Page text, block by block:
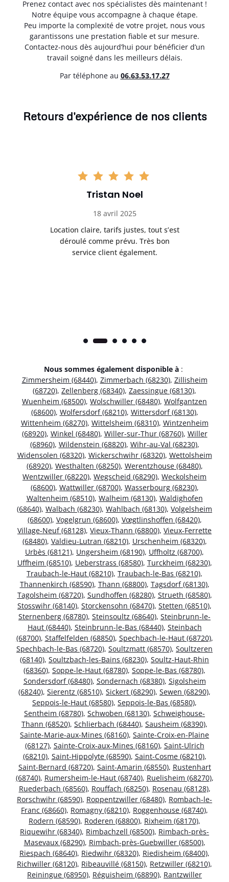
Prenez contact avec nos spécialistes dès maintenant !
Notre équipe vous accompagne à chaque étape.
Peu importe la complexité de votre projet, nous vous
garantissons une prestation fiable et sur mesure.
Contactez-nous dès aujourd’hui pour bénéficier d’un
travail soigné dans les meilleurs délais.
Par téléphone au 06.63.53.17.27
Retours d'expérience de nos clients
Tristan Noel
18 avril 2025
Location claire, tarifs justes, tout s’est
déroulé comme prévu. Très bon
service client également.
Nous sommes également disponible à :
Zimmersheim (68440), Zimmerbach (68230), Zillisheim
(68720), Zellenberg (68340), Zaessingue (68130),
Wuenheim (68500), Wolschwiller (68480), Wolfgantzen
(68600), Wolfersdorf (68210), Wittersdorf (68130),
Wittenheim (68270), Wittelsheim (68310), Wintzenheim
(68920), Winkel (68480), Willer-sur-Thur (68760), Willer
(68960), Wildenstein (68820), Wihr-au-Val (68230),
Widensolen (68320), Wickerschwihr (68320), Wettolsheim
(68920), Westhalten (68250), Werentzhouse (68480),
Wentzwiller (68220), Wegscheid (68290), Weckolsheim
(68600), Wattwiller (68700), Wasserbourg (68230),
Waltenheim (68510), Walheim (68130), Waldighofen
(68640), Walbach (68230), Wahlbach (68130), Volgelsheim
(68600), Vogelgrun (68600), Vœgtlinshoffen (68420),
Village-Neuf (68128), Vieux-Thann (68800), Vieux-Ferrette
(68480), Valdieu-Lutran (68210), Urschenheim (68320),
Urbès (68121), Ungersheim (68190), Uffholtz (68700),
Uffheim (68510), Ueberstrass (68580), Turckheim (68230),
Traubach-le-Haut (68210), Traubach-le-Bas (68210),
Thannenkirch (68590), Thann (68800), Tagsdorf (68130),
Tagolsheim (68720), Sundhoffen (68280), Strueth (68580),
Stosswihr (68140), Storckensohn (68470), Stetten (68510),
Sternenberg (68780), Steinsoultz (68640), Steinbrunn-le-
Haut (68440), Steinbrunn-le-Bas (68440), Steinbach
(68700), Staffelfelden (68850), Spechbach-le-Haut (68720),
Spechbach-le-Bas (68720), Soultzmatt (68570), Soultzeren
(68140), Soultzbach-les-Bains (68230), Soultz-Haut-Rhin
(68360), Soppe-le-Haut (68780), Soppe-le-Bas (68780),
Sondersdorf (68480), Sondernach (68380), Sigolsheim
(68240), Sierentz (68510), Sickert (68290), Sewen (68290),
Seppois-le-Haut (68580), Seppois-le-Bas (68580),
Sentheim (68780), Schwoben (68130), Schweighouse-
Thann (68520), Schlierbach (68440), Sausheim (68390),
Sainte-Marie-aux-Mines (68160), Sainte-Croix-en-Plaine
(68127), Sainte-Croix-aux-Mines (68160), Saint-Ulrich
(68210), Saint-Hippolyte (68590), Saint-Cosme (68210),
Saint-Bernard (68720), Saint-Amarin (68550), Rustenhart
(68740), Rumersheim-le-Haut (68740), Ruelisheim (68270),
Ruederbach (68560), Rouffach (68250), Rosenau (68128),
Rorschwihr (68590), Roppentzwiller (68480), Rombach-le-
Franc (68660), Romagny (68210), Roggenhouse (68740),
Rodern (68590), Roderen (68800), Rixheim (68170),
Riquewihr (68340), Rimbachzell (68500), Rimbach-près-
Masevaux (68290), Rimbach-près-Guebwiller (68500),
Riespach (68640), Riedwihr (68320), Riedisheim (68400),
Richwiller (68120), Ribeauvillé (68150), Retzwiller (68210),
Reiningue (68950), Réguisheim (68890), Rantzwiller